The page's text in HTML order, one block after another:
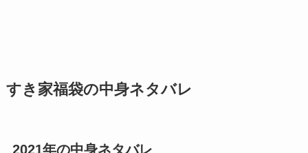
すき家福袋の中身ネタバレ
2021年の中身ネタバレ